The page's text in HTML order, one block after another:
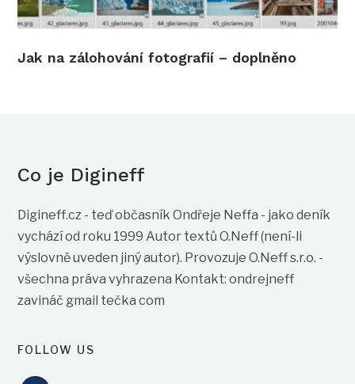
Jak na zálohování fotografií – doplněno
Co je Digineff
Digineff.cz - teď občasník Ondřeje Neffa - jako deník
vychází od roku 1999 Autor textů O.Neff (není-li
výslovně uveden jiný autor). Provozuje O.Neff s.r.o. -
všechna práva vyhrazena Kontakt: ondrejneff
zavináč gmail tečka com
FOLLOW US